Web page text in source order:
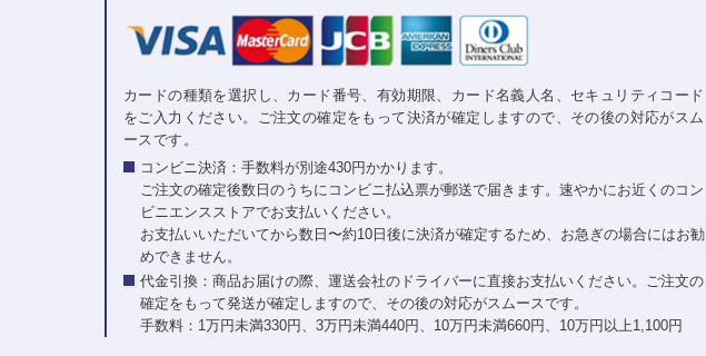
カードの種類を選択し、カード番号、有効期限、カード名義人名、セキュリティコード
をご入力ください。ご注文の確定をもって決済が確定しますので、その後の対応がスム
ースです。
コンビニ決済：手数料が別途430円かかります。
ご注文の確定後数日のうちにコンビニ払込票が郵送で届きます。速やかにお近くのコン
ビニエンスストアでお支払いください。
お支払いいただいてから数日〜約10日後に決済が確定するため、お急ぎの場合にはお勧
めできません。
代金引換：商品お届けの際、運送会社のドライバーに直接お支払いください。ご注文の
確定をもって発送が確定しますので、その後の対応がスムースです。
手数料：1万円未満330円、3万円未満440円、10万円未満660円、10万円以上1,100円